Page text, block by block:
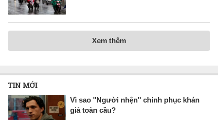
Xem thêm
TIN MỚI
Vì sao "Người nhện" chinh phục khán
giả toàn cầu?